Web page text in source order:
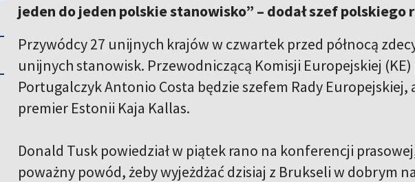
jeden do jeden polskie stanowisko” – dodał szef polskiego
Przywódcy 27 unijnych krajów w czwartek przed północą
unijnych stanowisk. Przewodniczącą Komisji Europejskiej
Portugalczyk Antonio Costa będzie szefem Rady
premier Estonii Kaja Kallas.
Donald Tusk powiedział w piątek rano na konferencji
poważny powód, żeby wyjeżdżać dzisiaj z Brukseli w dobrym